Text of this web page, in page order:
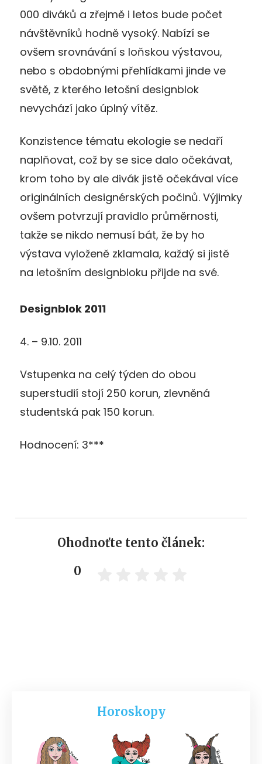
000 diváků a zřejmě i letos bude počet
návštěvníků hodně vysoký. Nabízí se
ovšem srovnávání s loňskou výstavou,
nebo s obdobnými přehlídkami jinde ve
světě, z kterého letošní designblok
nevychází jako úplný vítěz.
Konzistence tématu ekologie se nedaří
naplňovat, což by se sice dalo očekávat,
krom toho by ale divák jistě očekával více
originálních designérských počinů. Výjimky
ovšem potvrzují pravidlo průměrnosti,
takže se nikdo nemusí bát, že by ho
výstava vyloženě zklamala, každý si jistě
na letošním designbloku přijde na své.
Designblok 2011
4. – 9.10. 2011
Vstupenka na celý týden do obou
superstudií stojí 250 korun, zlevněná
studentská pak 150 korun.
Hodnocení: 3***
Ohodnoťte tento článek:
0
Horoskopy